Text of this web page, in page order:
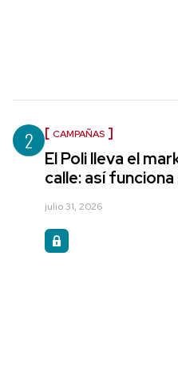
2 CAMPAÑAS
El Poli lleva el
calle: así
julio 31, 2026